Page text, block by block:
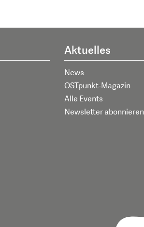
Aktuelles
News
OSTpunkt-Magazin
Alle Events
Newsletter abonnieren